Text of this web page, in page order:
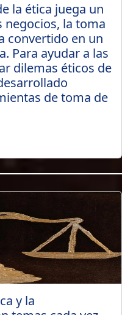
la ética juega un
negocios, la toma
convertido en un
Para ayudar a las
dilemas éticos de
de toma de
y la